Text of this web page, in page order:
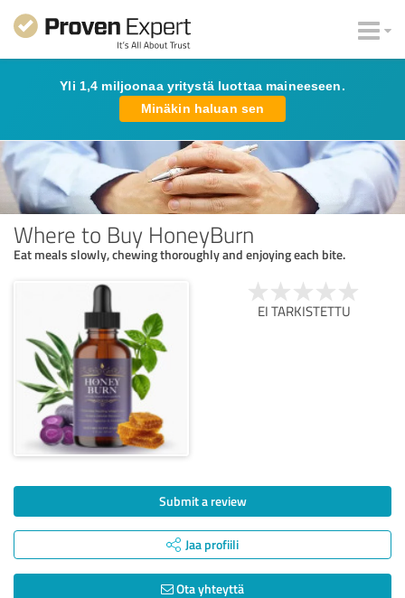
Yli 1,4 miljoonaa yritystä luottaa maineeseen.
Minäkin haluan sen
Where to Buy HoneyBurn
Eat meals slowly, chewing thoroughly and enjoying each bite.
EI TARKISTETTU
Submit a review
Jaa profiili
Ota yhteyttä